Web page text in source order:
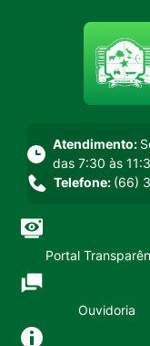
Seção
Atendimento:
das 7:30 às
Telefone: (66)
Portal
Ouvidoria